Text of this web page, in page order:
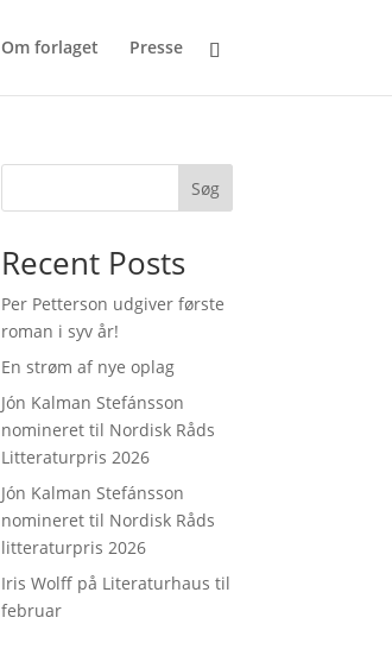
Om forlaget Presse
Søg
Recent Posts
Per Petterson udgiver første
roman i syv år!
En strøm af nye oplag
Jón Kalman Stefánsson
nomineret til Nordisk Råds
Litteraturpris 2026
Jón Kalman Stefánsson
nomineret til Nordisk Råds
litteraturpris 2026
Iris Wolff på Literaturhaus til
februar